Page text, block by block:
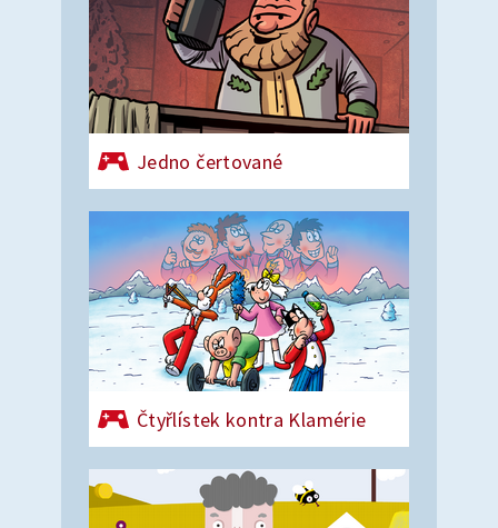
Jedno čertované
Čtyřlístek kontra Klamérie